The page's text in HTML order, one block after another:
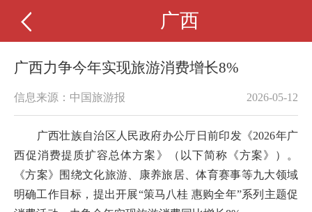
广西
广西力争今年实现旅游消费增长8%
信息来源：中国旅游报 2026-05-12
广西壮族自治区人民政府办公厅日前印发《2026年广
西促消费提质扩容总体方案》（以下简称《方案》）。
《方案》围绕文化旅游、康养旅居、体育赛事等九大领域
明确工作目标，提出开展“策马八桂 惠购全年”系列主题促